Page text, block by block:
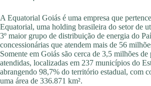
A Equatorial Goiás é uma empresa que
Equatorial, uma holding brasileira do setor de
3º maior grupo de distribuição de energia do
concessionárias que atendem mais de 56
Somente em Goiás são cerca de 3,5 milhões de
atendidas, localizadas em 237 municípios do
abrangendo 98,7% do território estadual, com
uma área de 336.871 km².